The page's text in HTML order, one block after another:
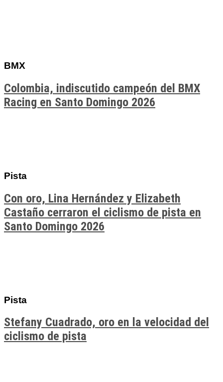
BMX
Colombia, indiscutido campeón del BMX
Racing en Santo Domingo 2026
Pista
Con oro, Lina Hernández y Elizabeth
Castaño cerraron el ciclismo de pista en
Santo Domingo 2026
Pista
Stefany Cuadrado, oro en la velocidad del
ciclismo de pista